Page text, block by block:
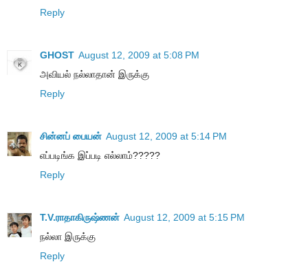
Reply
GHOST August 12, 2009 at 5:08 PM
அவியல் நல்லாதான் இருக்கு
Reply
சின்னப் பையன் August 12, 2009 at 5:14 PM
எப்படிங்க இப்படி எல்லாம்?????
Reply
T.V.ராதாகிருஷ்ணன் August 12, 2009 at 5:15 PM
நல்லா இருக்கு
Reply